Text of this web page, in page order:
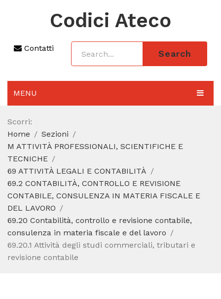
Codici Ateco
Contatti
Search
MENU
AGGIORNAMENTO 2025
SEZIONI
CODICE ATECO A COSA SERVE
REGIME FORFETTARIO
CODICE FISCALE
Scorri:
Home
Sezioni
M ATTIVITÀ PROFESSIONALI, SCIENTIFICHE E
TECNICHE
69 ATTIVITÀ LEGALI E CONTABILITÀ
69.2 CONTABILITÀ, CONTROLLO E REVISIONE
CONTABILE, CONSULENZA IN MATERIA FISCALE E
DEL LAVORO
69.20 Contabilità, controllo e revisione contabile,
consulenza in materia fiscale e del lavoro
69.20.1 Attività degli studi commerciali, tributari e
revisione contabile